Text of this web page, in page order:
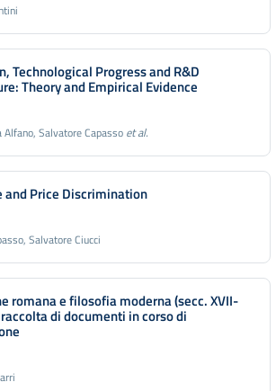
Technological Progress and R&D
Theory and Empirical Evidence
Alfano, Salvatore Capasso et al.
and Price Discrimination
Salvatore Ciucci
romana e filosofia moderna (secc. XVII-
di documenti in corso di